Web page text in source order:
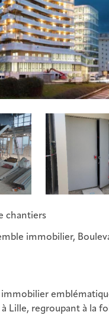
chantiers
immobilier,
immobilier
Lille, regroupant à la